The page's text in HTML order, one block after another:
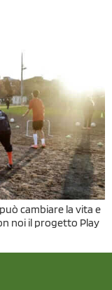
cambiare la vita e
noi il progetto Play